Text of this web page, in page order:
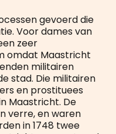
gevoerd die
Voor dames van
zeer
omdat Maastricht
militairen
stad. Die militairen
en prostituees
Maastricht. De
verre, en waren
in 1748 twee